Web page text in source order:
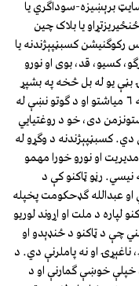
برېښيزه-سوداګري يا
يا بلاک چين
رکوګنيشن کسبڼپېژندنه يا
کسيو، قد، بوى او نورو
بڼې يو له بل څخه په بشپړ
ډول توپير لري. د بېلګې په ډول د سترګو نښې له ٦ مياشتو او د ګوتو نښې له
دى، خو د روغتيايي
کسبڼپېژندنه د وګړو له
او نورو خورا مهمو
نيسي. رڼو ټاکنو کې د
او عبدالله ګډحکومت پخپله
لپاره د ملت او اړوند لوريو
چې د ټاکنو د ځنډېدو او
ناغېړۍ او نه پاملرنې دي. د
خپلې خوښې ګمارنې او د